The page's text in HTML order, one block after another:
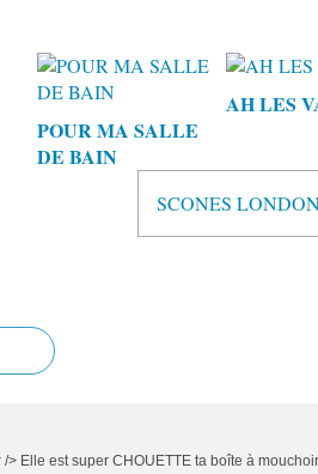
POUR MA SALLE
DE BAIN
AH LES
SCONES
> Elle est super CHOUETTE ta boîte à